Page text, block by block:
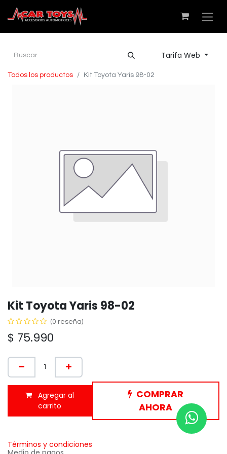
Tarifa Web
Todos los productos Kit Toyota Yaris 98-02
Kit Toyota Yaris 98-02
(0 reseña)
$ 75.990
Agregar al
carrito
COMPRAR
AHORA
Términos y condiciones